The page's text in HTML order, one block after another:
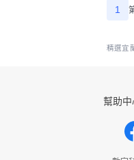
1
精選宜
幫助中